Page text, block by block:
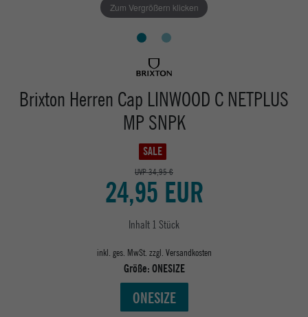
Zum Vergrößern klicken
Brixton Herren Cap LINWOOD C NETPLUS
MP SNPK
SALE
UVP 34,95 €
24,95 EUR
Inhalt 1 Stück
inkl. ges. MwSt. zzgl. Versandkosten
Größe:ONESIZE
ONESIZE